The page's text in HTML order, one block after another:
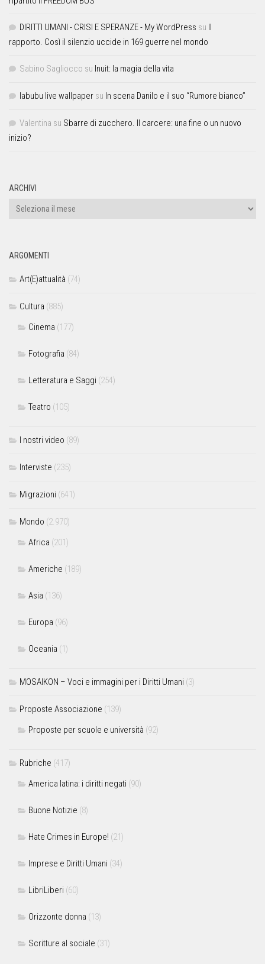
DIRITTI UMANI - CRISI E SPERANZE - My WordPress su Il
rapporto. Così il silenzio uccide in 169 guerre nel mondo
Sabino Sagliocco su Inuit: la magia della vita
labubu live wallpaper su In scena Danilo e il suo “Rumore bianco”
Valentina su Sbarre di zucchero. Il carcere: una fine o un nuovo
inizio?
ARCHIVI
ARGOMENTI
Art(E)attualità (74)
Cultura (885)
Cinema (177)
Fotografia (84)
Letteratura e Saggi (254)
Teatro (105)
I nostri video (89)
Interviste (235)
Migrazioni (641)
Mondo (2.970)
Africa (201)
Americhe (189)
Asia (136)
Europa (96)
Oceania (1)
MOSAIKON – Voci e immagini per i Diritti Umani (3)
Proposte Associazione (139)
Proposte per scuole e università (92)
Rubriche (417)
America latina: i diritti negati (90)
Buone Notizie (8)
Hate Crimes in Europe! (21)
Imprese e Diritti Umani (34)
LibriLiberi (60)
Orizzonte donna (13)
Scritture al sociale (31)